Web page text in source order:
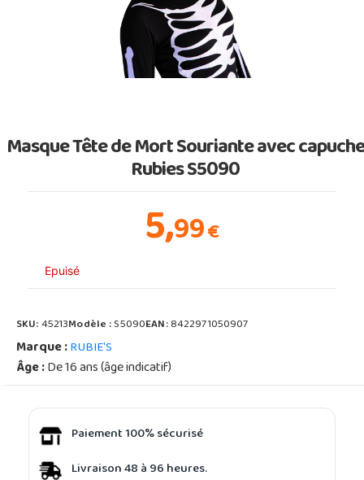
Masque Tête de Mort Souriante avec capuche
Rubies S5090
5,99€
Epuisé
SKU:45213Modèle :S5090EAN:8422971050907
Marque :RUBIE'S
Âge :De 16 ans (âge indicatif)
Paiement 100% sécurisé
Livraison 48 à 96 heures.